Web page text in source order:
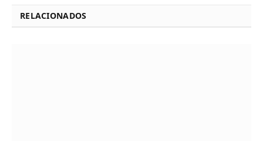
RELACIONADOS